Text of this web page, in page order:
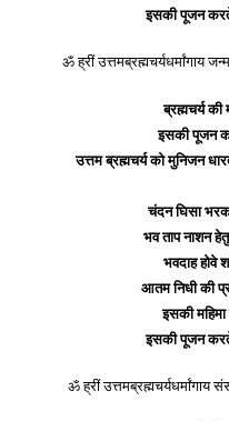
इसकी पूजन
ॐ ह्रीं उत्तमब्रह्मचर्यधर्मांगाय
ब्रह्मचर्य की
इसकी पूजन
उत्तम ब्रह्मचर्य को मुनिजन
चंदन घिसा
भव ताप नाशन
भवदाह होवे
आतम निधी की
इसकी
इसकी पूजन
ॐ ह्रीं उत्तमब्रह्मचर्यधर्मांगाय